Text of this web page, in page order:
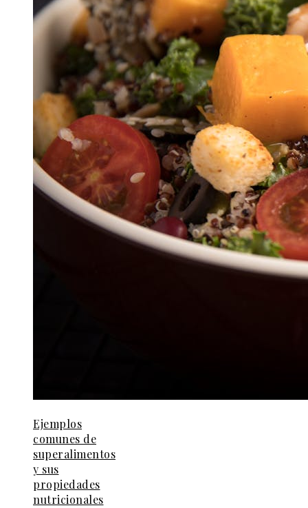
Ejemplos
comunes de
superalimentos
y sus
propiedades
nutricionales